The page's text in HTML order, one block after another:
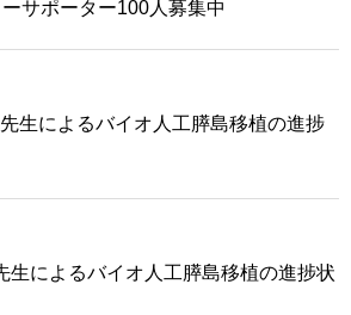
サポーター100人募集中
生によるバイオ人工膵島移植の進捗
生によるバイオ人工膵島移植の進捗状